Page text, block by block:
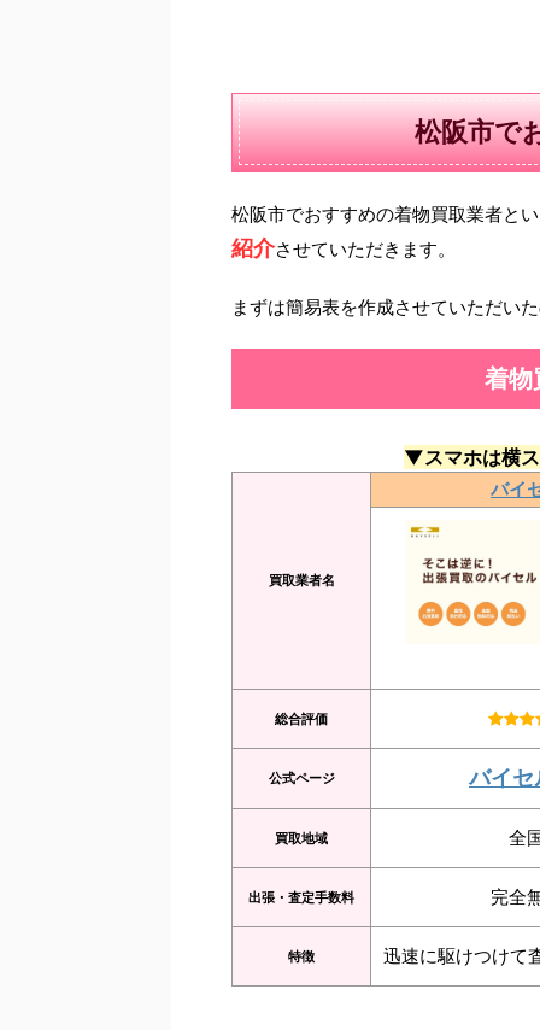
松阪市で
松阪市でおすすめの着物買取業者と
紹介させていただきます。
まずは簡易表を作成させていただい
着物
▼スマホは横
買取業者名
バイ
総合評価
公式ページ バイセ
買取地域 全
出張・査定手数料 完全
特徴 迅速に駆けつけて